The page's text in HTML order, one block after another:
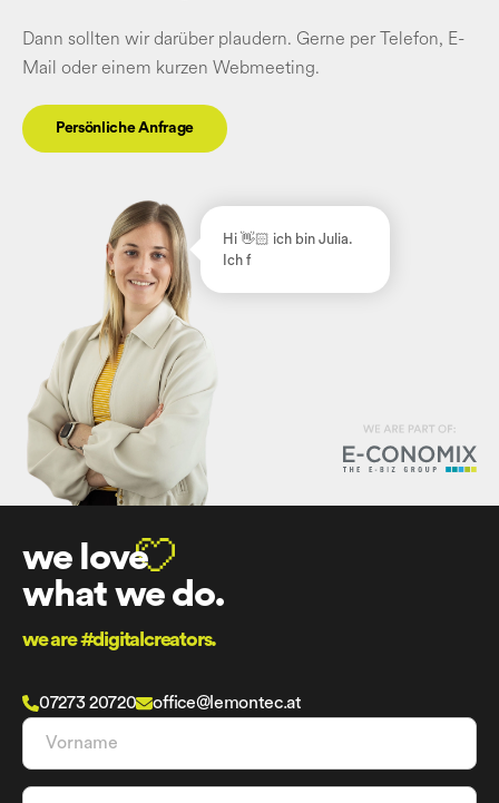
Dann sollten wir darüber plaudern. Gerne per Telefon, E-
Mail oder einem kurzen Webmeeting.
Persönliche Anfrage
Hi 👋🏻 ich bin Julia.
Ich freue mich
we love
what we do.
we are #digitalcreators.
07273 20720 office@lemontec.at